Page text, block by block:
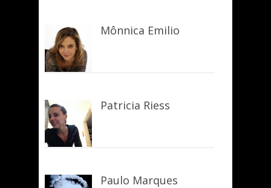
Mônnica Emilio
Patricia Riess
Paulo Marques